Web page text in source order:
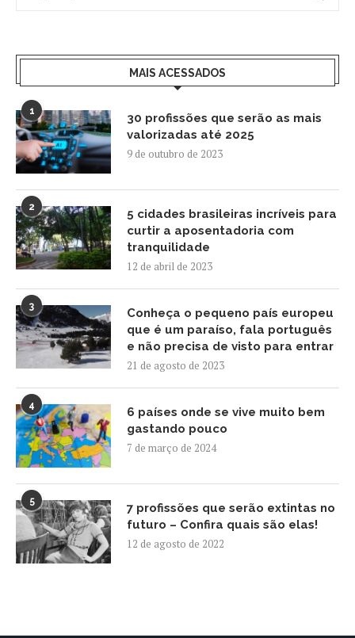
MAIS ACESSADOS
1
30 profissões que serão as mais
valorizadas até 2025
9 de outubro de 2023
2
5 cidades brasileiras incríveis para
curtir a aposentadoria com
tranquilidade
12 de abril de 2023
3
Conheça o pequeno país europeu
que é um paraíso, fala português
e não precisa de visto para entrar
21 de agosto de 2023
4
6 países onde se vive muito bem
gastando pouco
7 de março de 2024
5
7 profissões que serão extintas no
futuro – Confira quais são elas!
12 de agosto de 2022